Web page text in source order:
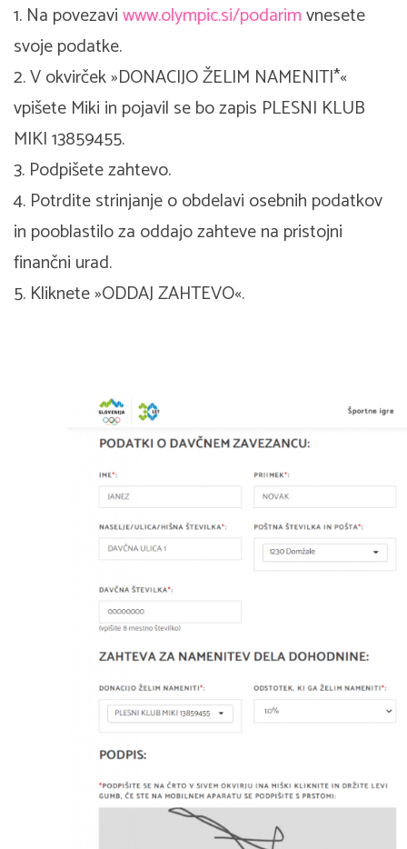
1. Na povezaviwww.olympic.si/podarimvnesete
svoje podatke.
2. V okvirček »DONACIJO ŽELIM NAMENITI*«
vpišete Miki in pojavil se bo zapis PLESNI KLUB
MIKI 13859455.
3. Podpišete zahtevo.
4. Potrdite strinjanje o obdelavi osebnih podatkov
in pooblastilo za oddajo zahteve na pristojni
finančni urad.
5. Kliknete »ODDAJ ZAHTEVO«.